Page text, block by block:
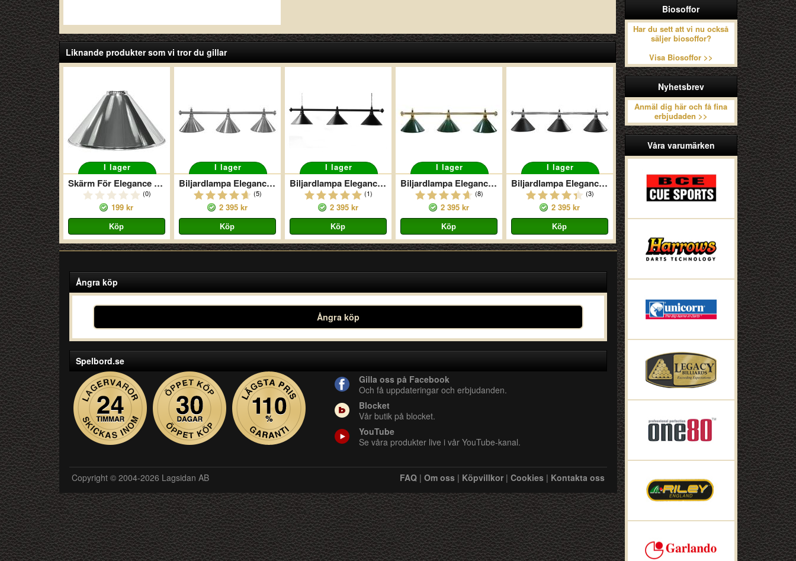
Biosoffor
Har du sett att vi nu också
säljer biosoffor?
Visa Biosoffor >>
Nyhetsbrev
Anmäl dig här och få fina
erbjudaden >>
Våra varumärken
Liknande produkter som vi tror du gillar
I lager
Skärm För Elegance Silver
(0)
199 kr
I lager
Biljardlampa Elegance 3 Silver
(5)
2 395 kr
I lager
Biljardlampa Elegance 3 Svart
(1)
2 395 kr
I lager
Biljardlampa Elegance 3 Grön/Guld
(8)
2 395 kr
I lager
Biljardlampa Elegance 3 Svart/Silver
(3)
2 395 kr
Ångra köp
Ångra köp
Spelbord.se
Gilla oss på Facebook
Och få uppdateringar och erbjudanden.
Blocket
Vår butik på blocket.
YouTube
Se våra produkter live i vår YouTube-kanal.
Copyright © 2004-2026 Lagsidan AB FAQ| Om oss| Köpvillkor| Cookies| Kontakta oss